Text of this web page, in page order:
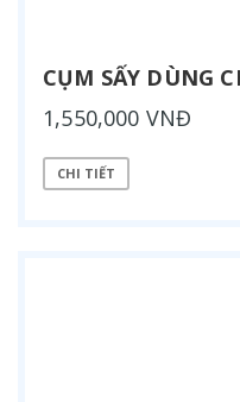
CỤM SẤY DÙNG
1,550,000 VNĐ
CHI TIẾT